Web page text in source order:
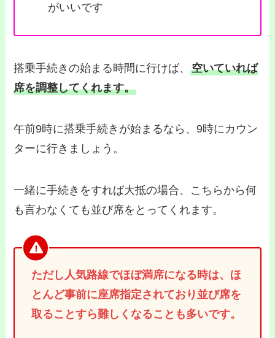
がいいです
搭乗手続きの始まる時間に行けば、空いていれば
席を調整してくれます。
午前9時に搭乗手続きが始まるなら、9時にカウン
ターに行きましょう。
一緒に手続きをすれば大抵の場合、こちらから何
も言わなくても並び席をとってくれます。
ただし人気路線でほぼ満席になる時は、ほ
とんど事前に座席指定されており並び席を
取ることすら難しくなることも多いです。